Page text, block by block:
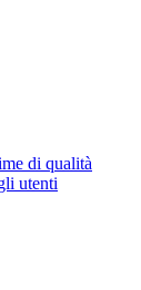
di qualità
utenti